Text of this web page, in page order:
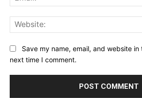
Save my name, email, and website
next time I comment.